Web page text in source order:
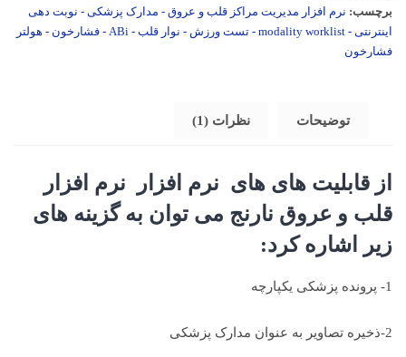
برچسب: نرم افزار مدیریت مراکز قلب و عروق - مدارک پزشکی - نوبت دهی
اینترنتی - modality worklist - تست ورزش - نوار قلب - ABi - فشارخون - هولتر
فشارخون
توضیحات نظرات (1)
از قابلیت های های نرم افزار نرم افزار
قلب و عروق نارنج می توان به گزینه های
زیر اشاره کرد:
1- پرونده پزشکی یکپارچه
2-ذخیره تصاویر به عنوان مدارک پزشکی